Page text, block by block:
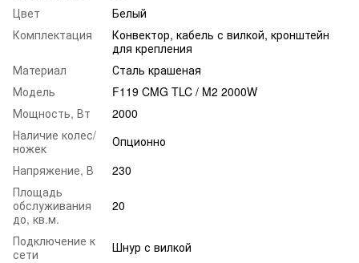
Цвет
Белый
Комплектация
Конвектор, кабель с вилкой, кронштейн
для крепления
Материал
Сталь крашеная
Модель
F119 CMG TLC / M2 2000W
Мощность, Вт
2000
Наличие колес/
ножек
Опционно
Напряжение, В
230
Площадь
обслуживания
до, кв.м.
20
Подключение к
сети
Шнур с вилкой